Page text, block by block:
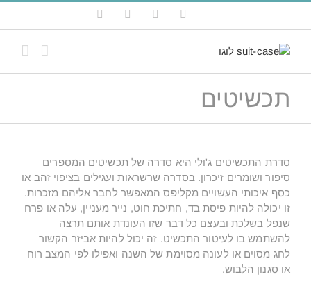
Facebook
Instagram
Pinterest
תכשיטים
סדרת התכשיטים ג'ולי היא סדרה של תכשיטים המספרים
סיפור ושומרים זיכרון. בסדרה שרשראות ועגילים בציפוי זהב או
כסף איכותי העשויים מקליפס המאפשר לחבר אליהם מזכרות.
זו יכולה להיות פיסת בד, חתיכת חוט, נייר מעניין, עלה או פרח
שנפל בשלכת ובעצם כל דבר שזו העונדת אותם תרצה
להשתמש בו לעיטור התכשיט. זה יכול להיות אביזר הקשור
לחג מסוים או לעונה מסוימת של השנה ואפילו לפי המצב רוח
או סגנון הלבוש.